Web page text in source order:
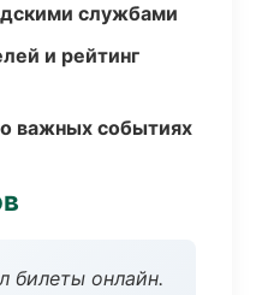
службами
и рейтинг
важных событиях
билеты онлайн.